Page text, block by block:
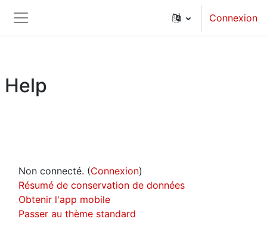
Panneau latéral
Connexion
Help
Non connecté. (Connexion)
Résumé de conservation de données
Obtenir l'app mobile
Passer au thème standard